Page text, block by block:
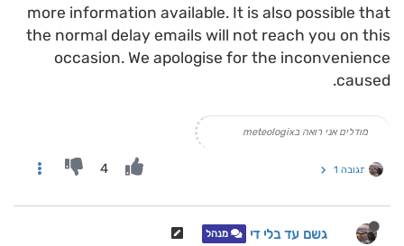
more information available. It is also possible that
the normal delay emails will not reach you on this
occasion. We apologise for the inconvenience
caused.
מודלים אני רואה בmeteologix
תגובה 1 4
גשם עד בלי די מנהל